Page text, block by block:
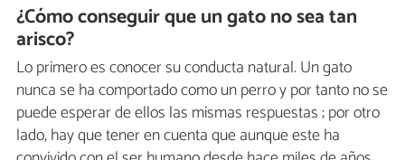
¿Cómo conseguir que un gato no sea tan
arisco?
Lo primero es conocer su conducta natural. Un gato
nunca se ha comportado como un perro y por tanto no se
puede esperar de ellos las mismas respuestas ; por otro
lado, hay que tener en cuenta que aunque este ha